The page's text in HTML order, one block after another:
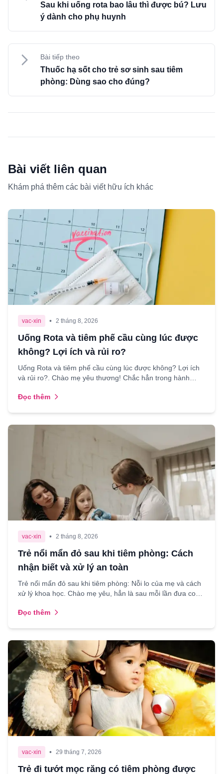
Sau khi uống rota bao lâu thì được bú? Lưu
ý dành cho phụ huynh
Bài tiếp theo
Thuốc hạ sốt cho trẻ sơ sinh sau tiêm
phòng: Dùng sao cho đúng?
Bài viết liên quan
Khám phá thêm các bài viết hữu ích khác
vac-xin • 2 tháng 8, 2026
Uống Rota và tiêm phế cầu cùng lúc được
không? Lợi ích và rủi ro?
Uống Rota và tiêm phế cầu cùng lúc được không? Lợi ích
và rủi ro?. Chào mẹ yêu thương! Chắc hẳn trong hành
Đọc thêm
vac-xin • 2 tháng 8, 2026
Trẻ nổi mẩn đỏ sau khi tiêm phòng: Cách
nhận biết và xử lý an toàn
Trẻ nổi mẩn đỏ sau khi tiêm phòng: Nỗi lo của mẹ và cách
xử lý khoa học. Chào mẹ yêu, hẳn là sau mỗi lần đưa con
Đọc thêm
vac-xin • 29 tháng 7, 2026
Trẻ đi tướt mọc răng có tiêm phòng được